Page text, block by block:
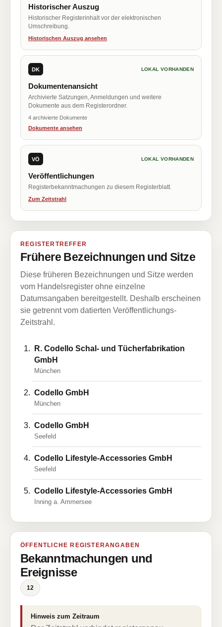
Historischer Auszug
Historischer Registerinhalt vor der elektronischen
Umschreibung.
Historischen Auszug ansehen
DK LOKAL VORHANDEN
Dokumentenansicht
Archivierte Satzungen, Anmeldungen und weitere
Dokumente aus dem Registerordner.
4 archivierte Dokumente
Dokumente ansehen
VÖ LOKAL VORHANDEN
Veröffentlichungen
Registerbekanntmachungen zu diesem Registerblatt.
Zum Zeitstrahl
REGISTERTREFFER
Frühere Bezeichnungen und Sitze
Diese früheren Bezeichnungen und Sitze werden
vom Handelsregister ohne einzelne
Datumsangaben bereitgestellt. Deshalb erscheinen
sie getrennt vom datierten Veröffentlichungs-
Zeitstrahl.
R. Codello Schal- und Tücherfabrikation
GmbH
München
Codello GmbH
München
Codello GmbH
Seefeld
Codello Lifestyle-Accessories GmbH
Seefeld
Codello Lifestyle-Accessories GmbH
Inning a. Ammersee
ÖFFENTLICHE REGISTERANGABEN
Bekanntmachungen und
Ereignisse
12
Hinweis zum Zeitraum